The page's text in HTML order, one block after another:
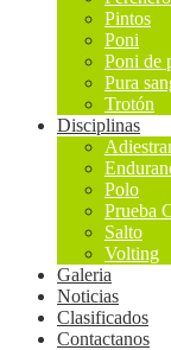
Pintos
Poni
Poni de
Pura
Trotón
Disciplinas
Polo
Prueba
Salto
Volting
Galeria
Noticias
Clasificados
Contactanos